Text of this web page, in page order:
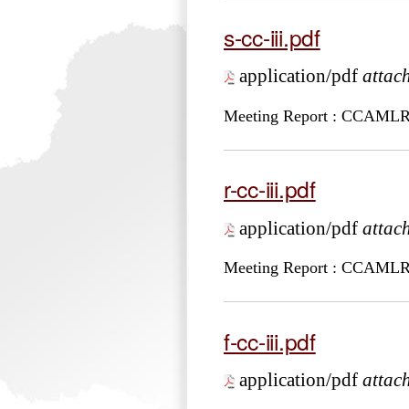
s-cc-iii.pdf
application/pdf
Meeting Report :
r-cc-iii.pdf
application/pdf
Meeting Report :
f-cc-iii.pdf
application/pdf